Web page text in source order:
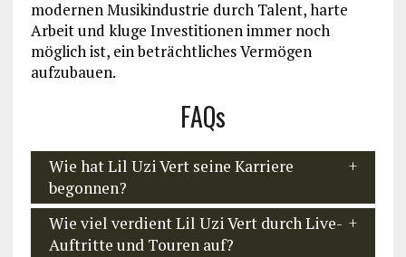
modernen Musikindustrie durch Talent, harte
Arbeit und kluge Investitionen immer noch
möglich ist, ein beträchtliches Vermögen
aufzubauen.
FAQs
Wie hat Lil Uzi Vert seine Karriere
begonnen?
Wie viel verdient Lil Uzi Vert durch Live-
Auftritte und Touren auf?